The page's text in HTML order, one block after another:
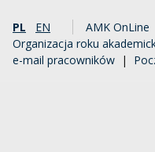
PL EN AMK OnLine
Organizacja roku
e-mail pracowników |